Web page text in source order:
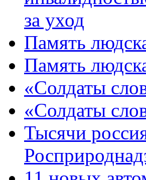
за уход
Память
Память
«Солдаты
«Солдаты
Тысячи